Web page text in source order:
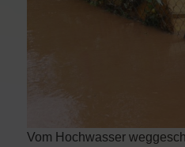
Vom Hochwasser